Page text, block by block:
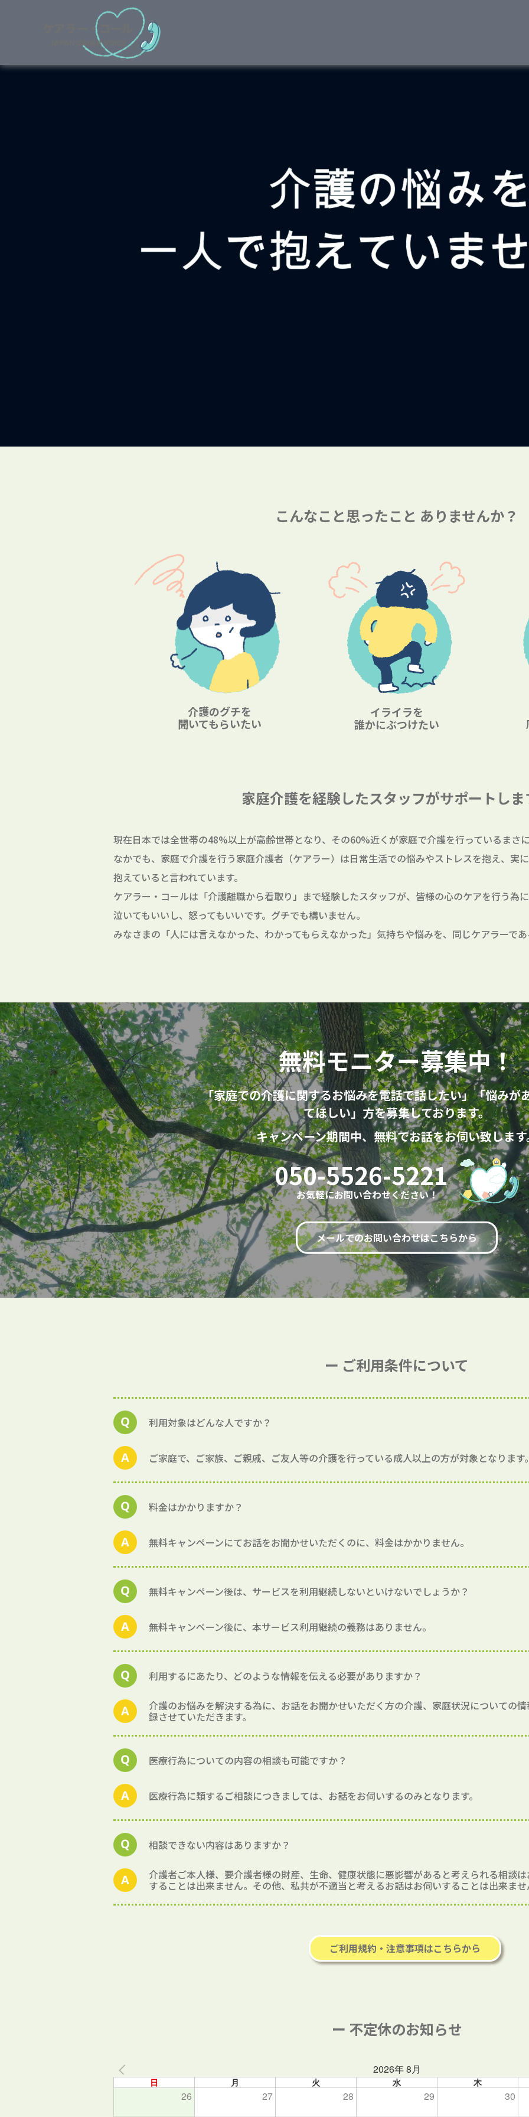
こんなこと思ったこと ありませんか？
介護のグチを
聞いてもらいたい
イライラを
誰かにぶつけたい
家庭介護を経験したスタッフがサポートしま
現在日本では全世帯の48%以上が高齢世帯となり、その60%近くが家庭で介護を行っているまさ
なかでも、家庭で介護を行う家庭介護者（ケアラー）は日常生活での悩みやストレスを抱え、実
抱えていると言われています。
ケアラー・コールは「介護離職から看取り」まで経験したスタッフが、皆様の心のケアを行う為
泣いてもいいし、怒ってもいいです。グチでも構いません。
みなさまの「人には言えなかった、わかってもらえなかった」気持ちや悩みを、同じケアラーで
無料モニター募集中！
「家庭での介護に関するお悩みを電話で話したい」「悩みが
てほしい」方を募集しております。
キャンペーン期間中、無料でお話をお伺い致します
050-5526-5221
お気軽にお問い合わせください！
メールでのお問い合わせはこちらから
ー ご利用条件について
利用対象はどんな人ですか？
ご家庭で、ご家族、ご親戚、ご友人等の介護を行っている成人以上の方が対象となります
料金はかかりますか？
無料キャンペーンにてお話をお聞かせいただくのに、料金はかかりません。
無料キャンペーン後は、サービスを利用継続しないといけないでしょうか？
無料キャンペーン後に、本サービス利用継続の義務はありません。
利用するにあたり、どのような情報を伝える必要がありますか？
介護のお悩みを解決する為に、お話をお聞かせいただく方の介護、家庭状況についての
録させていただきます。
医療行為についての内容の相談も可能ですか？
医療行為に類するご相談につきましては、お話をお伺いするのみとなります。
相談できない内容はありますか？
介護者ご本人様、要介護者様の財産、生命、健康状態に悪影響があると考えられる相談
することは出来ません。その他、私共が不適当と考えるお話はお伺いすることは出来ま
ご利用規約・注意事項はこちらから
ー 不定休のお知らせ
2026年 8月
日 月 火 水 木
26 27 28 29 30